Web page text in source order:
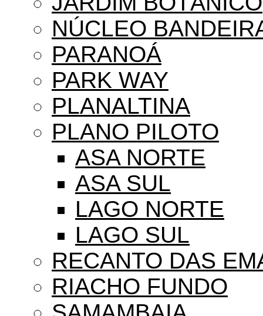
NÚCLEO
PARANOÁ
PARK WAY
PLANALTINA
PLANO PILOTO
ASA NORTE
ASA SUL
LAGO NORTE
LAGO SUL
RECANTO DAS
RIACHO FUNDO